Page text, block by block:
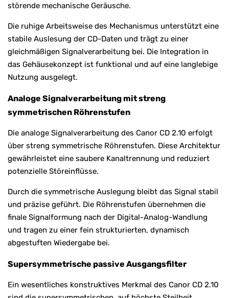
störende mechanische Geräusche.
Die ruhige Arbeitsweise des Mechanismus unterstützt eine
stabile Auslesung der CD-Daten und trägt zu einer
gleichmäßigen Signalverarbeitung bei. Die Integration in
das Gehäusekonzept ist funktional und auf eine langlebige
Nutzung ausgelegt.
Analoge Signalverarbeitung mit streng
symmetrischen Röhrenstufen
Die analoge Signalverarbeitung des Canor CD 2.10 erfolgt
über streng symmetrische Röhrenstufen. Diese Architektur
gewährleistet eine saubere Kanaltrennung und reduziert
potenzielle Störeinflüsse.
Durch die symmetrische Auslegung bleibt das Signal stabil
und präzise geführt. Die Röhrenstufen übernehmen die
finale Signalformung nach der Digital-Analog-Wandlung
und tragen zu einer fein strukturierten, dynamisch
abgestuften Wiedergabe bei.
Supersymmetrische passive Ausgangsfilter
Ein wesentliches konstruktives Merkmal des Canor CD 2.10